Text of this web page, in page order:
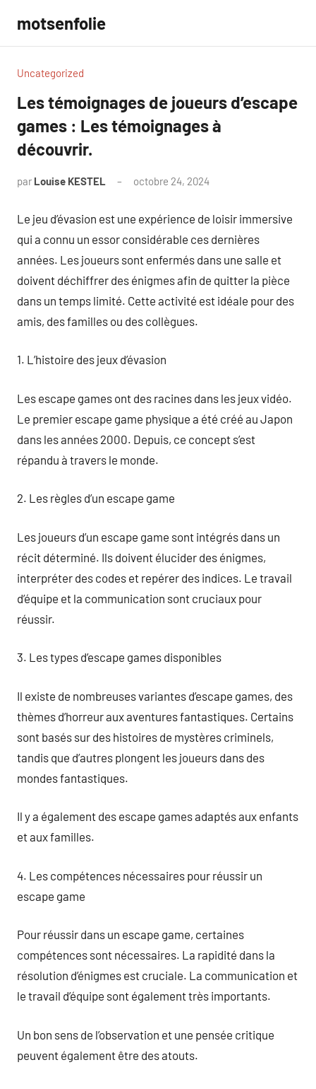
contenu
motsenfolie
Uncategorized
Les témoignages de joueurs d’escape
games : Les témoignages à
découvrir.
par Louise KESTEL octobre 24, 2024
Le jeu d’évasion est une expérience de loisir immersive
qui a connu un essor considérable ces dernières
années. Les joueurs sont enfermés dans une salle et
doivent déchiffrer des énigmes afin de quitter la pièce
dans un temps limité. Cette activité est idéale pour des
amis, des familles ou des collègues.
1. L’histoire des jeux d’évasion
Les escape games ont des racines dans les jeux vidéo.
Le premier escape game physique a été créé au Japon
dans les années 2000. Depuis, ce concept s’est
répandu à travers le monde.
2. Les règles d’un escape game
Les joueurs d’un escape game sont intégrés dans un
récit déterminé. Ils doivent élucider des énigmes,
interpréter des codes et repérer des indices. Le travail
d’équipe et la communication sont cruciaux pour
réussir.
3. Les types d’escape games disponibles
Il existe de nombreuses variantes d’escape games, des
thèmes d’horreur aux aventures fantastiques. Certains
sont basés sur des histoires de mystères criminels,
tandis que d’autres plongent les joueurs dans des
mondes fantastiques.
Il y a également des escape games adaptés aux enfants
et aux familles.
4. Les compétences nécessaires pour réussir un
escape game
Pour réussir dans un escape game, certaines
compétences sont nécessaires. La rapidité dans la
résolution d’énigmes est cruciale. La communication et
le travail d’équipe sont également très importants.
Un bon sens de l’observation et une pensée critique
peuvent également être des atouts.